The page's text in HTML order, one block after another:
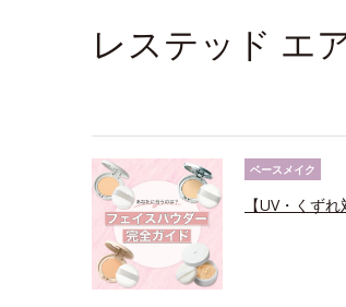
レステッド エ
ベースメイク
【UV・くず